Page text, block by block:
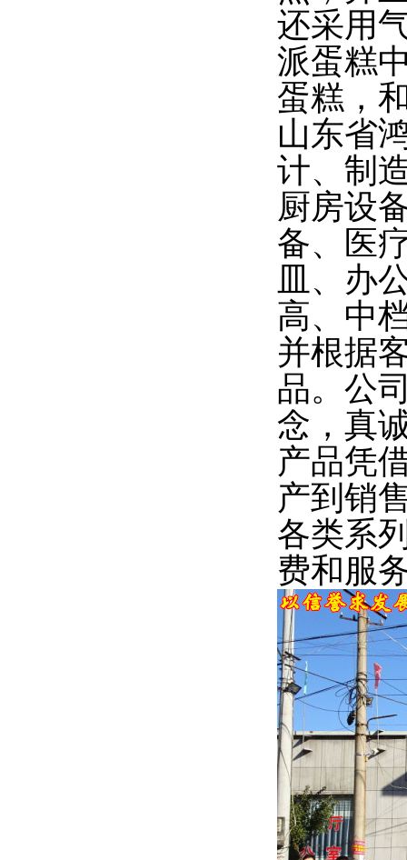
还采用
派蛋糕
蛋糕，
山东省
计、制
厨房设
备、医
皿、办
高、中
并根据
品。公
念，真
产品凭
产到销
各类系
费和服